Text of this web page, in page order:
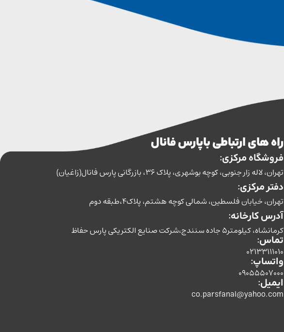
راه های ارتباطی با پارس فانال
فروشگاه مرکزی:
تهران، لاله زار جنوبی، کوچه بوشهری، پلاک 36، بازرگانی پارس فانال(زاغیان)
دفتر مرکزی:
تهران، خیابان فلسطین، شمالی کوچه هشتم، پلاک4،طبقه دوم
آدرس کارخانه:
کرمانشاه، کیلومتر5 جاده سنندج،شرکت صنایع الکتریکی پارس حفاظ
تماس:
02133111010
واتساپ:
09055507000
ایمیل:
co.parsfanal@yahoo.com